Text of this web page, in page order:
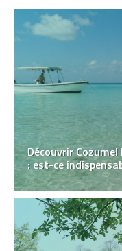
Découvrir Cozumel
: est-ce